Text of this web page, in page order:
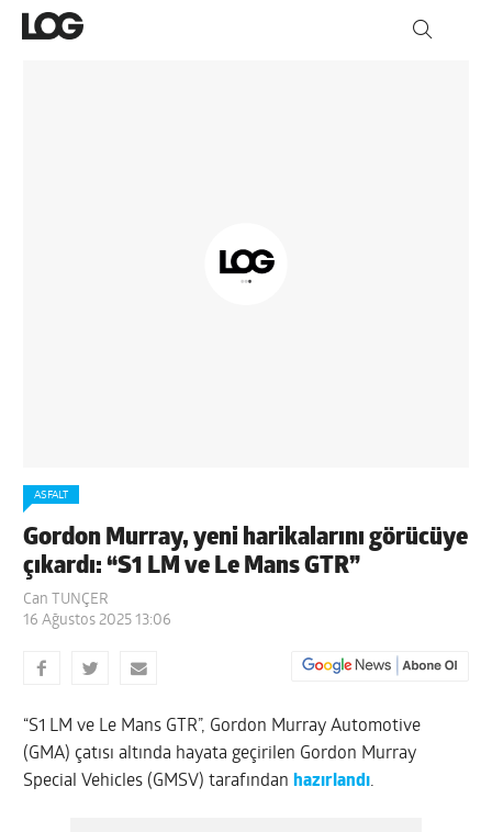
ASFALT
Gordon Murray, yeni harikalarını görücüye
çıkardı: “S1 LM ve Le Mans GTR”
Can TUNÇER
16 Ağustos 2025 13:06
“S1 LM ve Le Mans GTR”, Gordon Murray Automotive
(GMA) çatısı altında hayata geçirilen Gordon Murray
Special Vehicles (GMSV) tarafından hazırlandı.